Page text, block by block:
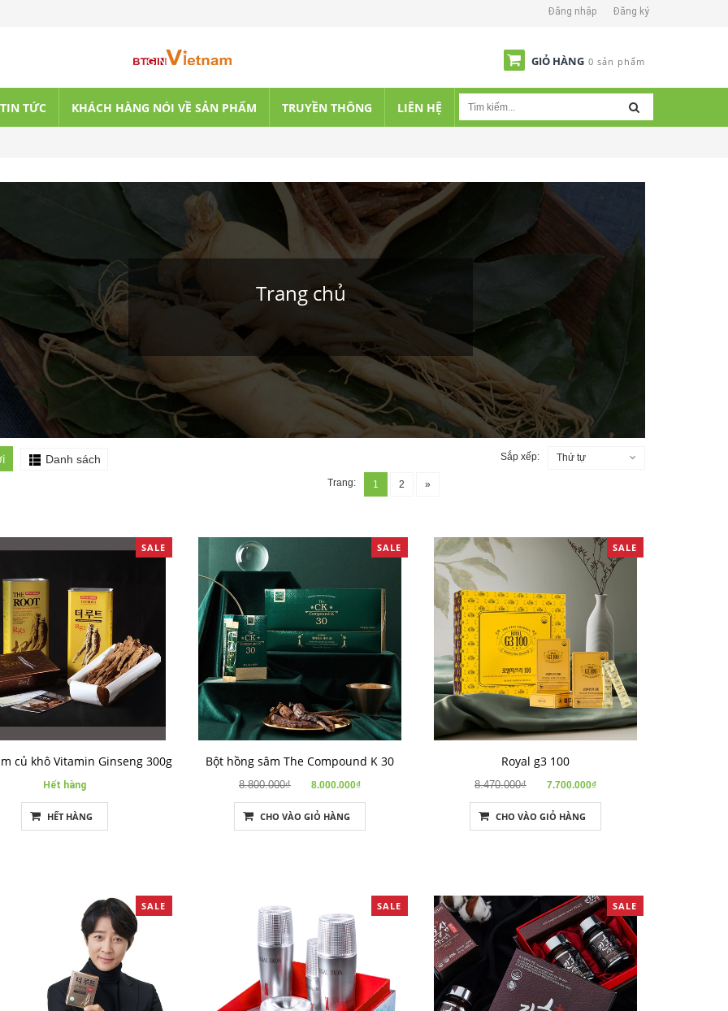
Đăng nhập Đăng ký
GIỎ HÀNG 0 sản phẩm
TIN TỨC KHÁCH HÀNG NÓI VỀ SẢN PHẨM TRUYỀN THÔNG LIÊN HỆ
Trang chủ
Danh sách Sắp xếp: Thứ tự
Trang: 1 2 »
SALE
củ khô Vitamin Ginseng 300g
Hết hàng
HẾT HÀNG
SALE
Bột hồng sâm The Compound K 30
8.800.000₫ 8.000.000₫
CHO VÀO GIỎ HÀNG
SALE
Royal g3 100
8.470.000₫ 7.700.000₫
CHO VÀO GIỎ HÀNG
SALE SALE SALE